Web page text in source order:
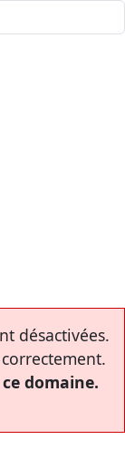
désactivées.
domaine.